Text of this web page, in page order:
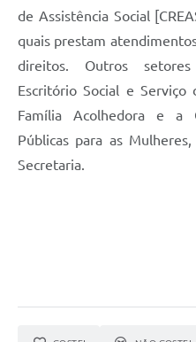
de Assistência Social [
quais prestam
direitos. Outros
Escritório Social e
Família Acolhedora e a
Públicas para as
Secretaria.